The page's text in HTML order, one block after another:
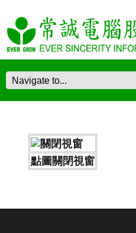
點圖關閉視窗